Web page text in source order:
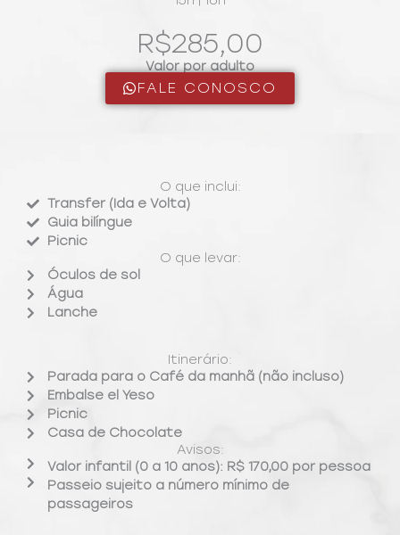
R$285,00
Valor por adulto
FALE CONOSCO
O que inclui:
Transfer (Ida e Volta)
Guia bilíngue
Picnic
O que levar:
Óculos de sol
Água
Lanche
Itinerário:
Parada para o Café da manhã (não incluso)
Embalse el Yeso
Picnic
Casa de Chocolate
Avisos:
Valor infantil (0 a 10 anos): R$ 170,00 por pessoa
Passeio sujeito a número mínimo de
passageiros